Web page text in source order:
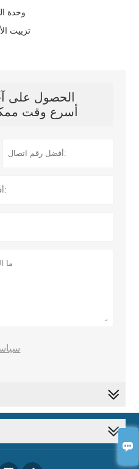

وحدة
تزييت
الحصول على
أسرع وقت ممكن